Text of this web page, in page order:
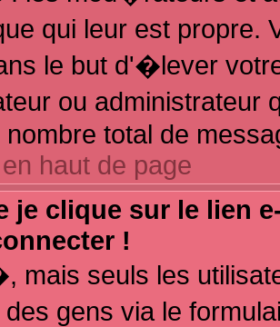
qui leur est propre.
le but d'�lever
ou administrateur
nombre total de
haut de page
je clique sur le lien
!
seuls les
gens via le